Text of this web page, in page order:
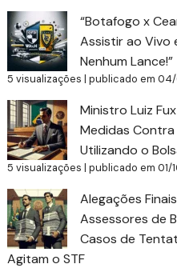
“Botafogo x
Assistir ao Vivo
Nenhum Lance!”
5 visualizações | publicado em
Ministro Luiz
Medidas
Utilizando o
5 visualizações | publicado em 01/
Alegações
Assessores de
Casos de
Agitam o STF